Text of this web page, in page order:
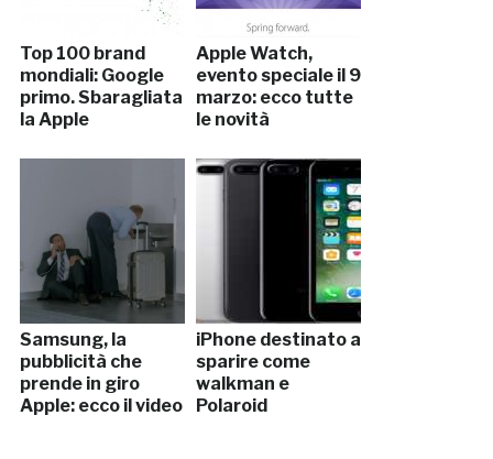
Top 100 brand
mondiali: Google
primo. Sbaragliata
la Apple
Apple Watch,
evento speciale il 9
marzo: ecco tutte
le novità
Samsung, la
pubblicità che
prende in giro
Apple: ecco il video
iPhone destinato a
sparire come
walkman e
Polaroid